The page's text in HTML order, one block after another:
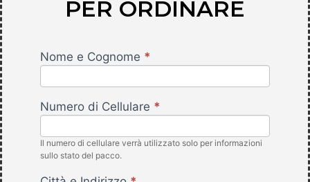
PER ORDINARE
Z-Skin -
Nome e Cognome *
Numero di Cellulare *
Il numero di cellulare verrà utilizzato solo per informazioni
sullo stato del pacco.